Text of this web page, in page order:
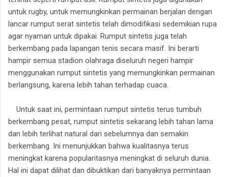
untuk rugby, untuk memungkinkan permainan berjalan dengan
lancar rumput serat sintetis telah dimodifikasi sedemikian rupa
agar nyaman untuk dipakai. Rumput sintetis juga telah
berkembang pada lapangan tenis secara masif. Ini berarti
hampir semua stadion olahraga diseluruh negeri hampir
menggunakan rumput sintetis yang memungkinkan permainan
berlangsung, karena lebih tahan terhadap cuaca.
Untuk saat ini, permintaan rumput sintetis terus tumbuh
berkembang pesat, rumput sintetis sekarang lebih tahan lama
dan lebih terlihat natural dari sebelumnya dan semakin
berkembang. Ini menunjukkan bahwa kualitasnya terus
meningkat karena popularitasnya meningkat di seluruh dunia.
Hal ini dapat dilihat dan dibuktikan dari banyaknya permintaan